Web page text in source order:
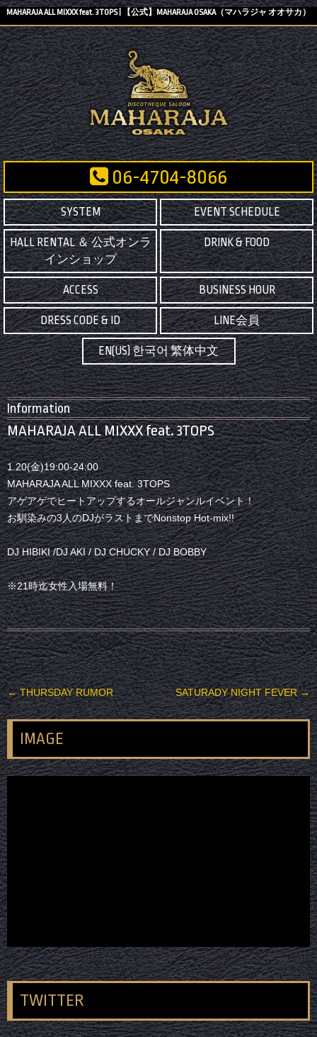
MAHARAJA ALL MIXXX feat. 3TOPS | 【公式】MAHARAJA OSAKA（マハラジャ オオサカ）
06-4704-8066
SYSTEM EVENT SCHEDULE
HALL RENTAL ＆ 公式オンラ
インショップ
DRINK & FOOD
ACCESS BUSINESS HOUR
DRESS CODE & ID LINE会員
EN(US) 한국어 繁体中文
Information
MAHARAJA ALL MIXXX feat. 3TOPS
1.20(金)19:00-24:00
MAHARAJA ALL MIXXX feat. 3TOPS
アゲアゲでヒートアップするオールジャンルイベント！
お馴染みの3人のDJがラストまでNonstop Hot-mix!!
DJ HIBIKI /DJ AKI / DJ CHUCKY / DJ BOBBY
※21時迄女性入場無料！
投稿ナビゲーション
←THURSDAY RUMOR SATURADY NIGHT FEVER→
IMAGE
TWITTER